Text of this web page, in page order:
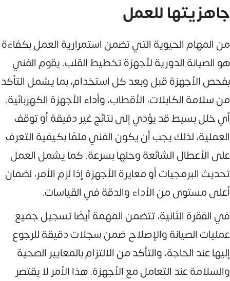
جاهزيتها للعمل
من المهام الحيوية التي تضمن استمرارية العمل بكفاءة
هو الصيانة الدورية لأجهزة تخطيط القلب. يقوم الفني
بفحص الأجهزة قبل وبعد كل استخدام، بما يشمل التأكد
من سلامة الكابلات، الأقطاب، وأداء الأجهزة الكهربائية.
أي خلل بسيط قد يؤدي إلى نتائج غير دقيقة أو توقف
العملية، لذلك يجب أن يكون الفني ملمًا بكيفية التعرف
على الأعطال الشائعة وحلها بسرعة. كما يشمل العمل
تحديث البرمجيات أو معايرة الأجهزة إذا لزم الأمر، لضمان
أعلى مستوى من الأداء والدقة في القياسات.
في الفقرة الثانية، تتضمن المهمة أيضًا تسجيل جميع
عمليات الصيانة والإصلاح ضمن سجلات دقيقة للرجوع
إليها عند الحاجة، والتأكد من الالتزام بالمعايير الصحية
والسلامة عند التعامل مع الأجهزة. هذا الأمر لا يقتصر